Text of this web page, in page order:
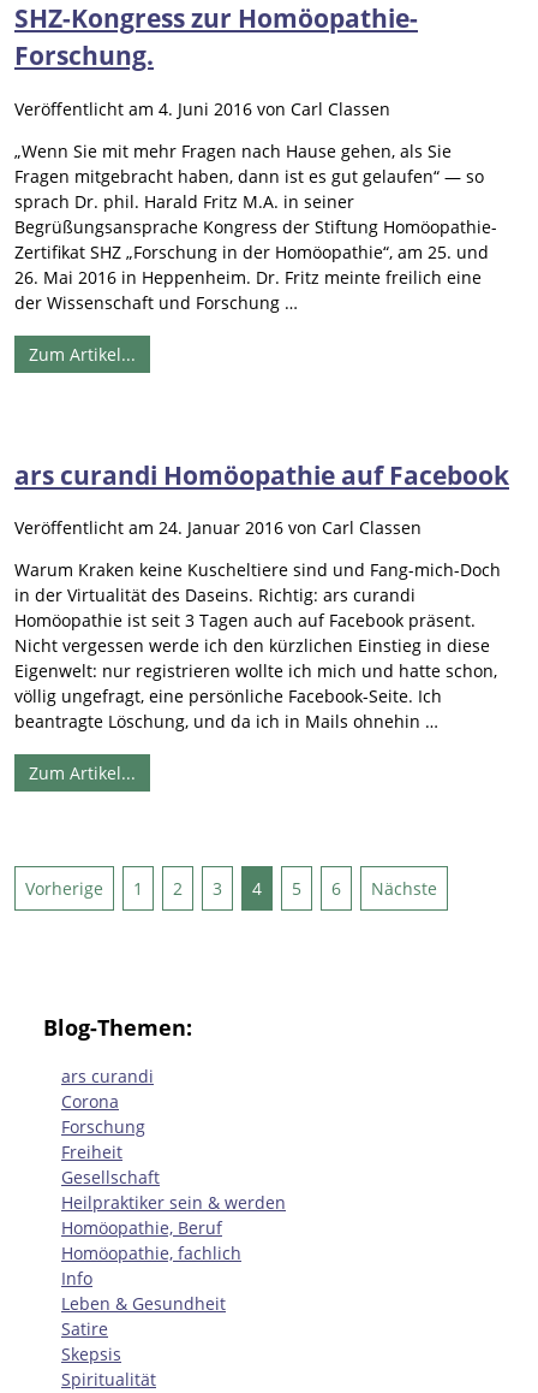
SHZ-Kongress zur Homöopathie-
Forschung.
Veröffentlicht am 4. Juni 2016 von Carl Classen
„Wenn Sie mit mehr Fragen nach Hause gehen, als Sie
Fragen mitgebracht haben, dann ist es gut gelaufen“ — so
sprach Dr. phil. Harald Fritz M.A. in seiner
Begrüßungsansprache Kongress der Stiftung Homöopathie-
Zertifikat SHZ „Forschung in der Homöopathie“, am 25. und
26. Mai 2016 in Heppenheim. Dr. Fritz meinte freilich eine
der Wissenschaft und Forschung …
Zum Artikel...
ars curandi Homöopathie auf Facebook
Veröffentlicht am 24. Januar 2016 von Carl Classen
Warum Kraken keine Kuscheltiere sind und Fang-mich-Doch
in der Virtualität des Daseins. Richtig: ars curandi
Homöopathie ist seit 3 Tagen auch auf Facebook präsent.
Nicht vergessen werde ich den kürzlichen Einstieg in diese
Eigenwelt: nur registrieren wollte ich mich und hatte schon,
völlig ungefragt, eine persönliche Facebook-Seite. Ich
beantragte Löschung, und da ich in Mails ohnehin …
Zum Artikel...
Seitennummerierung
Vorherige 1 2 3 4 5 6 Nächste
Blog-Themen:
ars curandi
Corona
Forschung
Freiheit
Gesellschaft
Heilpraktiker sein & werden
Homöopathie, Beruf
Homöopathie, fachlich
Info
Leben & Gesundheit
Satire
Skepsis
Spiritualität